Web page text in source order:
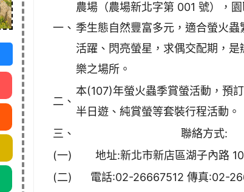
一、
農場（農場新北字第 001 號），
季生態自然豐富多元，適合螢火
活躍、閃亮螢星，求偶交配期，
樂之場所。
二、
本(107)年螢火蟲季賞螢活動，預
半日遊、純賞螢等套裝行程活動。
三、
聯絡方式:
(一)
地址:新北市新店區湖子內路
(二)
電話:02-26667512 傳真:02-